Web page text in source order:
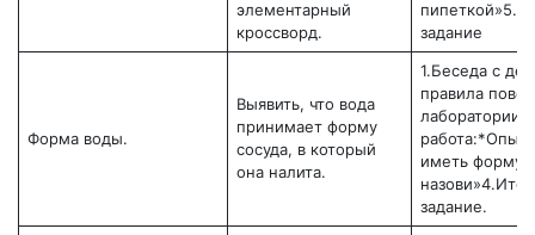
элементарный
кроссворд.
задание
Форма воды.
Выявить, что вода
принимает форму
сосуда, в который
она налита.
1.Беседа с
правила
работа:*Опыт
иметь
задание.